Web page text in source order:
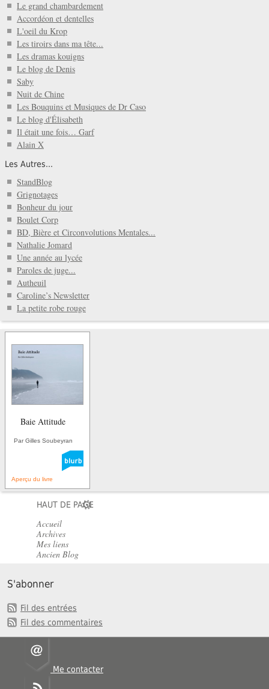
Le grand chambardement
Accordéon et dentelles
L'oeil du Krop
Les tiroirs dans ma tête...
Les dramas kouigns
Le blog de Denis
Saby
Nuit de Chine
Les Bouquins et Musiques de Dr Caso
Le blog d'Élisabeth
Il était une fois… Garf
Alain X
Les Autres...
StandBlog
Grignotages
Bonheur du jour
Boulet Corp
BD, Bière et Circonvolutions Mentales...
Nathalie Jomard
Une année au lycée
Paroles de juge...
Autheuil
Caroline’s Newsletter
La petite robe rouge
Baie Attitude
Par Gilles Soubeyran
Aperçu du livre
HAUT DE PAGE
Accueil
Archives
Mes liens
Ancien Blog
S'abonner
Fil des entrées
Fil des commentaires
Me contacter